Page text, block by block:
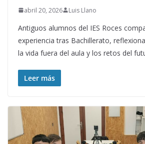
abril 20, 2026 Luis Llano
Antiguos alumnos del IES Roces
experiencia tras Bachillerato,
la vida fuera del aula y los retos del
Leer más